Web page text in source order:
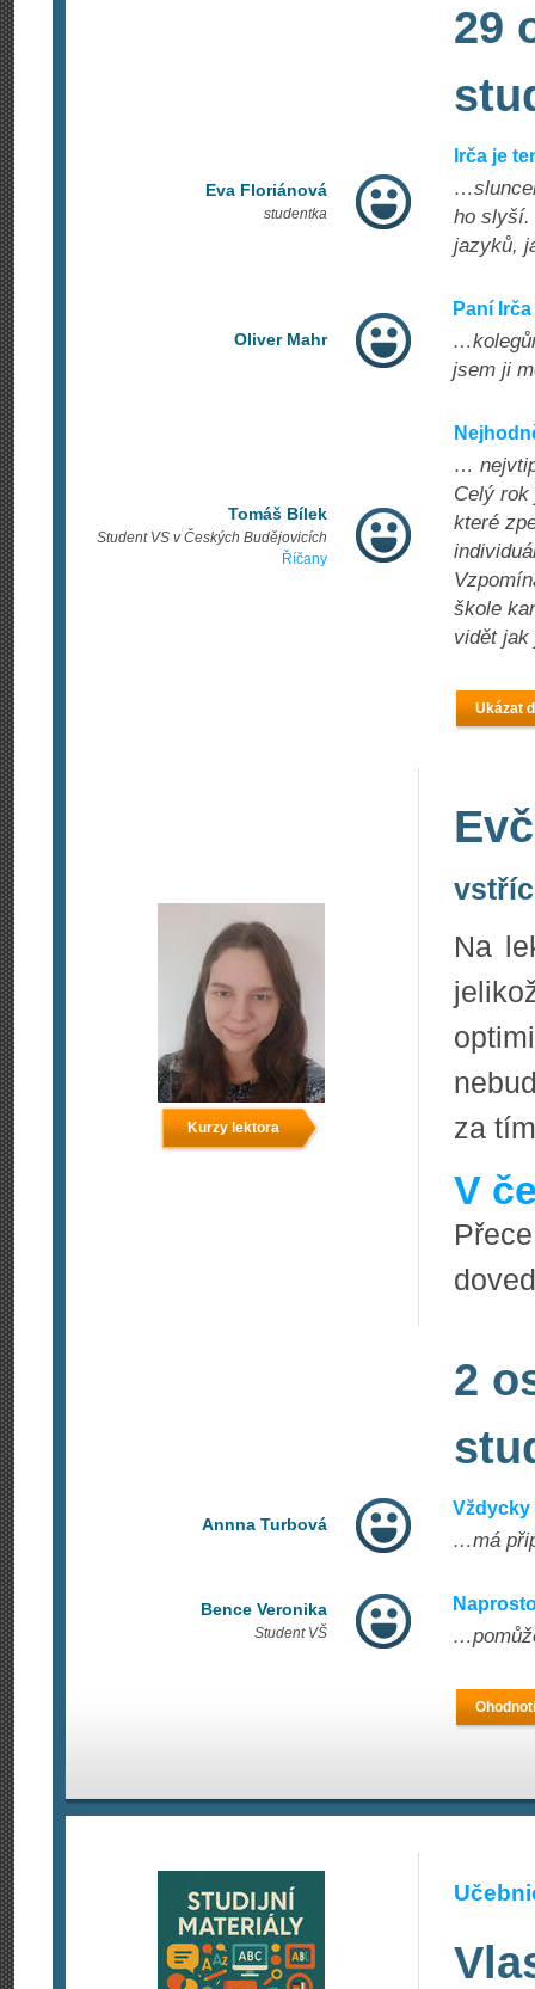
29
Eva Floriánová
studentka
Irča je
ho slyší.
jazyků,
Oliver Mahr
Paní
jsem ji
Tomáš Bílek
Student VS v Českých Budějovicích
Říčany
…
Celý
které
škole
vidět
Ukázat
Kurzy lektora
Na
za
V
2
Annna Turbová
…má
Bence Veronika
Student VŠ